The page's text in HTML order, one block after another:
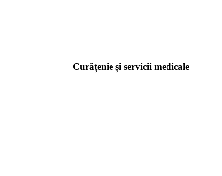
Curățenie și servicii medicale